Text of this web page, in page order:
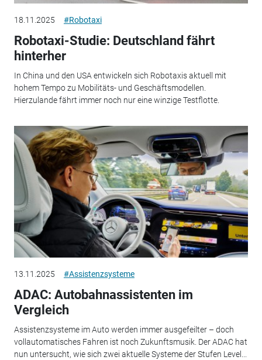
18.11.2025 #Robotaxi
Robotaxi-Studie: Deutschland fährt
hinterher
In China und den USA entwickeln sich Robotaxis aktuell mit
hohem Tempo zu Mobilitäts- und Geschäftsmodellen.
Hierzulande fährt immer noch nur eine winzige Testflotte.
13.11.2025 #Assistenzsysteme
ADAC: Autobahnassistenten im
Vergleich
Assistenzsysteme im Auto werden immer ausgefeilter – doch
vollautomatisches Fahren ist noch Zukunftsmusik. Der ADAC hat
nun untersucht, wie sich zwei aktuelle Systeme der Stufen Level...